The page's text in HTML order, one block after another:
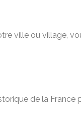
ville ou village,
de la France